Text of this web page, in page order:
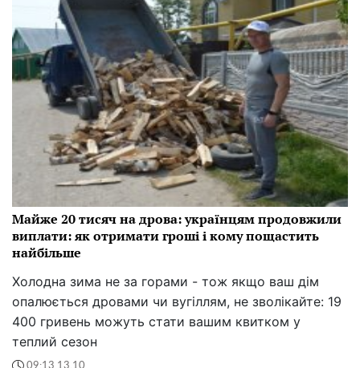
Майже 20 тисяч на дрова: українцям продовжили
виплати: як отримати гроші і кому пощастить
найбільше
Холодна зима не за горами - тож якщо ваш дім
опалюється дровами чи вугіллям, не зволікайте: 19
400 гривень можуть стати вашим квитком у
теплий сезон
09:13 13.10